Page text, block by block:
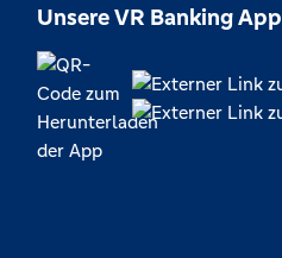
Unsere VR Banking App